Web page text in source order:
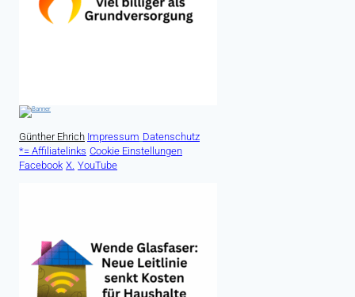
Günther Ehrich Impressum Datenschutz
*= Affiliatelinks Cookie Einstellungen
Facebook X. YouTube